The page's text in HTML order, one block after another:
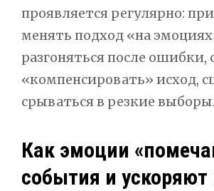
проявляется регулярно:
менять подход «на
разгоняться после ошибки,
«компенсировать» исход,
срываться в резкие выборы.
Как эмоции
события и ускоряют